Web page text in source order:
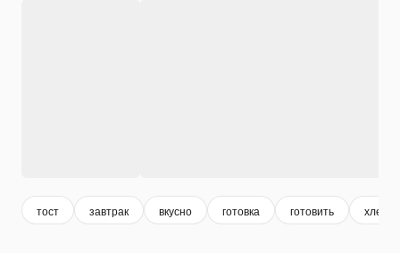
тост завтрак вкусно готовка готовить хлеб